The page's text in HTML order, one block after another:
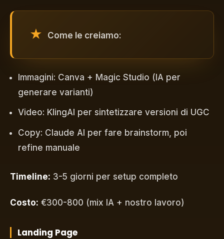
Come le creiamo:
Immagini: Canva + Magic Studio (IA per
generare varianti)
Video: KlingAI per sintetizzare versioni di UGC
Copy: Claude AI per fare brainstorm, poi
refine manuale
Timeline: 3-5 giorni per setup completo
Costo: €300-800 (mix IA + nostro lavoro)
Landing Page